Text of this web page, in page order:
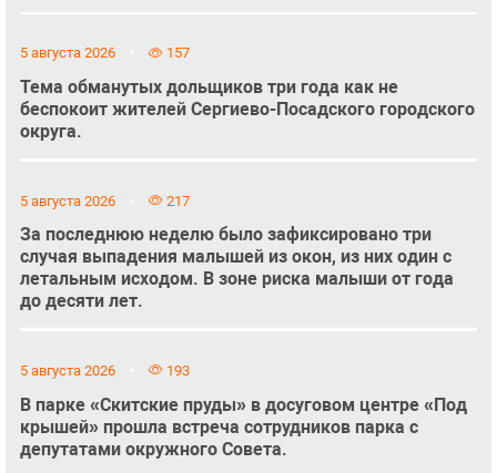
5 августа 2026 157
Тема обманутых дольщиков три года как не
беспокоит жителей Сергиево-Посадского городского
округа.
5 августа 2026 217
За последнюю неделю было зафиксировано три
случая выпадения малышей из окон, из них один с
летальным исходом. В зоне риска малыши от года
до десяти лет.
5 августа 2026 193
В парке «Скитские пруды» в досуговом центре «Под
крышей» прошла встреча сотрудников парка с
депутатами окружного Совета.